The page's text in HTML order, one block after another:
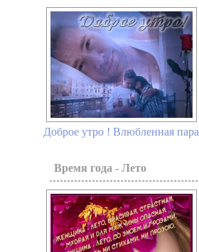
Доброе утро ! Влюбленная пара
Время года - Лето